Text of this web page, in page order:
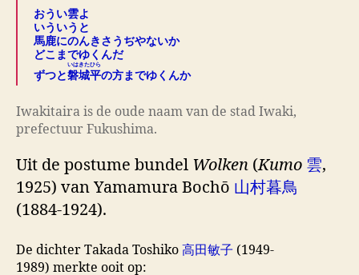
おうい雲よ
いういうと
馬鹿にのんきさうぢやないか
どこまでゆくんだ
ずつと磐城平
いはきたひら
の方までゆくんか
Iwakitaira is de oude naam van de stad Iwaki,
prefectuur Fukushima.
Uit de postume bundel Wolken (Kumo 雲,
1925) van Yamamura Bochō 山村暮鳥
(1884-1924).
De dichter Takada Toshiko 高田敏子 (1949-
1989) merkte ooit op: